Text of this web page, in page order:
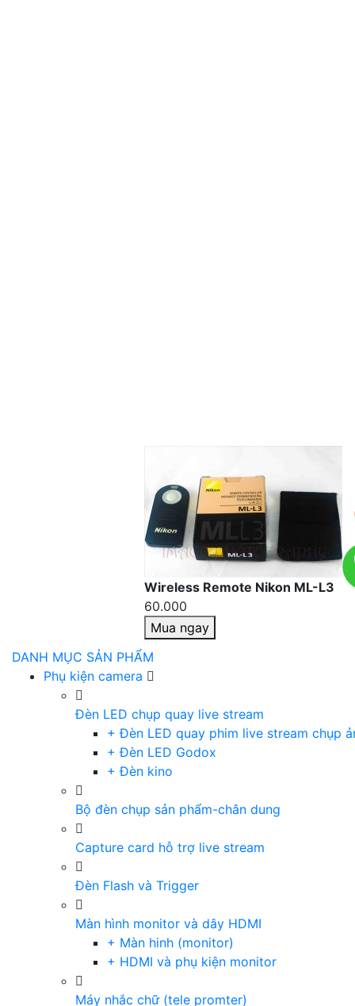
Wireless Remote Nikon ML-L3
60.000
Mua ngay
DANH MỤC SẢN PHẨM
Phụ kiện camera
Đèn LED chụp quay live stream
+ Đèn LED quay phim live stream chụp
+ Đèn LED Godox
+ Đèn kino
Bộ đèn chụp sản phẩm-chân dung
Capture card hỗ trợ live stream
Đèn Flash và Trigger
Màn hình monitor và dây HDMI
+ Màn hinh (monitor)
+ HDMI và phụ kiện monitor
Máy nhắc chữ (tele promter)